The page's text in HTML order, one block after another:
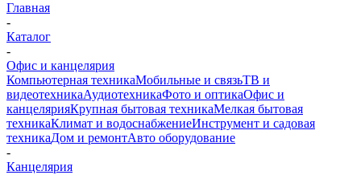
Главная
-
Каталог
-
Офис и канцелярия
Компьютерная техникаМобильные и связьТВ и
видеотехникаАудиотехникаФото и оптикаОфис и
канцелярияКрупная бытовая техникаМелкая бытовая
техникаКлимат и водоснабжениеИнструмент и садовая
техникаДом и ремонтАвто оборудование
-
Канцелярия